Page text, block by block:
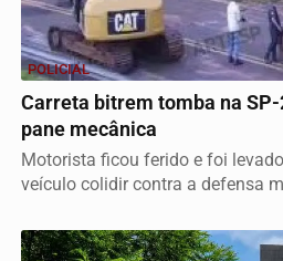
POLICIAL
Carreta bitrem tomba na
pane mecânica
Motorista ficou ferido e foi
veículo colidir contra a defensa